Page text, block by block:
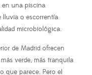
en una piscina
o escorrentía
microbiológica.
de Madrid ofrecen
verde, más tranquila
que parece. Pero el